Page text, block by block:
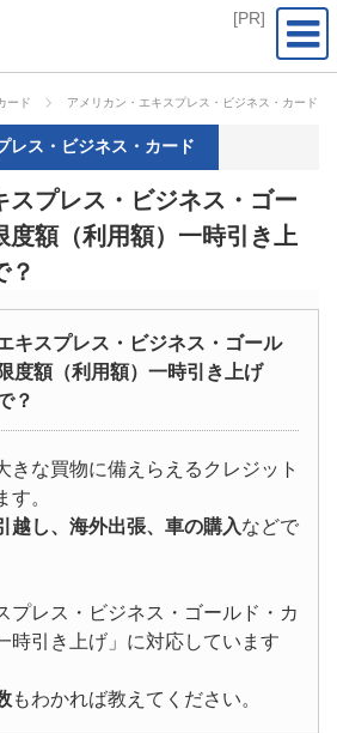
ード アメリカン・エキスプレス・ビジネス・カード
レス・ビジネス・カード
スプレス・ビジネス・ゴー
度額（利用額）一時引き上
？
キスプレス・ビジネス・ゴール
度額（利用額）一時引き上げ
？
きな買物に備えらえるクレジット
す。
越し、海外出張、車の購入などで
プレス・ビジネス・ゴールド・カ
時引き上げ」に対応しています
もわかれば教えてください。